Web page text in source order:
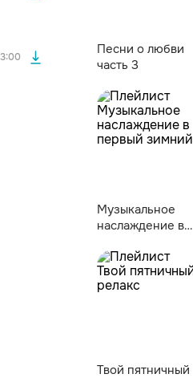
Песни о любви
часть 3
Музыкальное
наслаждение в
Твой пятничный